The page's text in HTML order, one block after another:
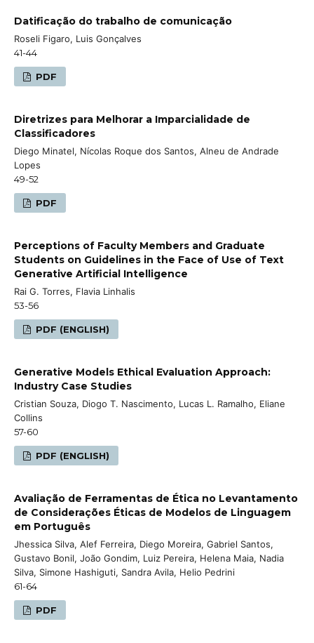
Datificação do trabalho de comunicação
Roseli Figaro, Luis Gonçalves
41-44
PDF
Diretrizes para Melhorar a Imparcialidade de
Classificadores
Diego Minatel, Nícolas Roque dos Santos, Alneu de Andrade
Lopes
49-52
PDF
Perceptions of Faculty Members and Graduate
Students on Guidelines in the Face of Use of Text
Generative Artificial Intelligence
Rai G. Torres, Flavia Linhalis
53-56
PDF (ENGLISH)
Generative Models Ethical Evaluation Approach:
Industry Case Studies
Cristian Souza, Diogo T. Nascimento, Lucas L. Ramalho, Eliane
Collins
57-60
PDF (ENGLISH)
Avaliação de Ferramentas de Ética no Levantamento
de Considerações Éticas de Modelos de Linguagem
em Português
Jhessica Silva, Alef Ferreira, Diego Moreira, Gabriel Santos,
Gustavo Bonil, João Gondim, Luiz Pereira, Helena Maia, Nadia
Silva, Simone Hashiguti, Sandra Avila, Helio Pedrini
61-64
PDF